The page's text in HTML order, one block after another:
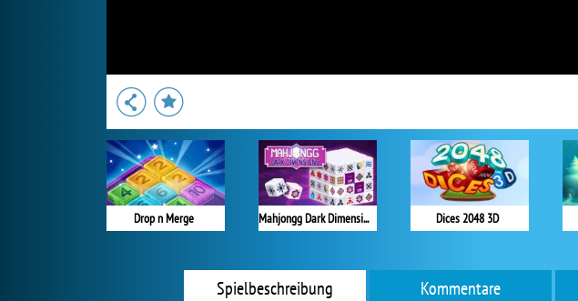
Drop n Merge Mahjongg Dark Dimensions Dices 2048 3D
Spielbeschreibung Kommentare